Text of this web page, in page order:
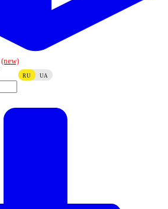
(new)
RU UA